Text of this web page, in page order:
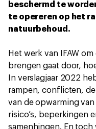
beschermd te
te opereren op het
natuurbehoud.
Het werk van IFAW
brengen gaat door,
In verslagjaar 2022
rampen, conflicten,
van de opwarming van
risico’s, beperkingen
samenhingen. En